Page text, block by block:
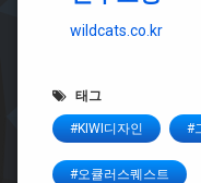
wildcats.co.kr
태그
#KIWI디자인 #
#오큘러스퀘스트